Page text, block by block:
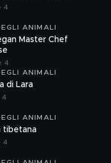
4
ANIMALI
Master Chef
4
ANIMALI
di Lara
4
ANIMALI
tibetana
4